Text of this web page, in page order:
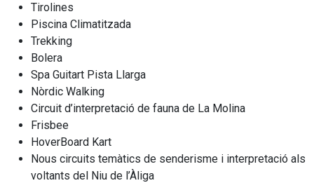
Tirolines
Piscina Climatitzada
Trekking
Bolera
Spa Guitart Pista Llarga
Nòrdic Walking
Circuit d’interpretació de fauna de La Molina
Frisbee
HoverBoard Kart
Nous circuits temàtics de senderisme i interpretació als
voltants del Niu de l’Àliga